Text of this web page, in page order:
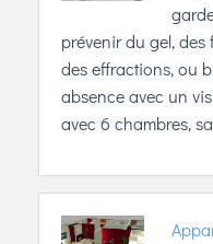
prévenir du gel,
des effractions, ou
absence avec un
avec 6 chambres,